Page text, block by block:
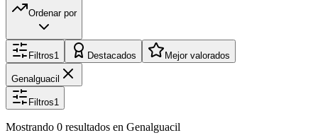
Ordenar por
Filtros1 Destacados Mejor valorados
Genalguacil
Filtros1
Mostrando 0 resultados en Genalguacil